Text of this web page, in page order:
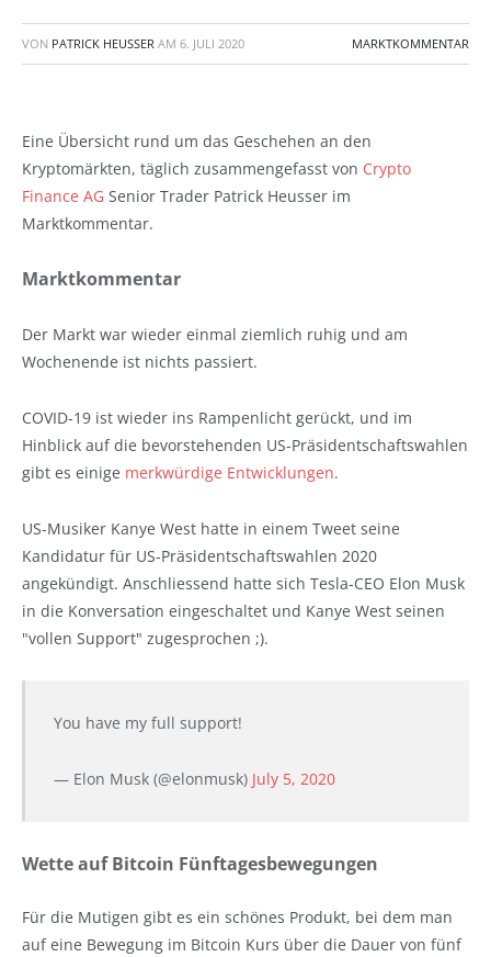
VON PATRICK HEUSSER AM 6. JULI 2020 MARKTKOMMENTAR
Eine Übersicht rund um das Geschehen an den
Kryptomärkten, täglich zusammengefasst von Crypto
Finance AG Senior Trader Patrick Heusser im
Marktkommentar.
Marktkommentar
Der Markt war wieder einmal ziemlich ruhig und am
Wochenende ist nichts passiert.
COVID-19 ist wieder ins Rampenlicht gerückt, und im
Hinblick auf die bevorstehenden US-Präsidentschaftswahlen
gibt es einige merkwürdige Entwicklungen.
US-Musiker Kanye West hatte in einem Tweet seine
Kandidatur für US-Präsidentschaftswahlen 2020
angekündigt. Anschliessend hatte sich Tesla-CEO Elon Musk
in die Konversation eingeschaltet und Kanye West seinen
"vollen Support" zugesprochen ;).
You have my full support!
— Elon Musk (@elonmusk) July 5, 2020
Wette auf Bitcoin Fünftagesbewegungen
Für die Mutigen gibt es ein schönes Produkt, bei dem man
auf eine Bewegung im Bitcoin Kurs über die Dauer von fünf